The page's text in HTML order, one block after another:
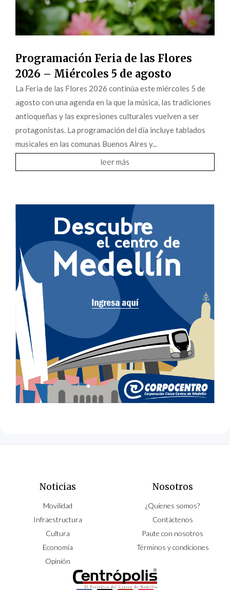
Programación Feria de las Flores
2026 – Miércoles 5 de agosto
La Feria de las Flores 2026 continúa este miércoles 5 de
agosto con una agenda en la que la música, las tradiciones
antioqueñas y las expresiones culturales vuelven a ser
protagonistas. La programación del día incluye tablados
musicales en las comunas Buenos Aires y...
leer más
Noticias
Movilidad
Infraestructura
Cultura
Economía
Opinión
Nosotros
¿Quíenes somos?
Contáctenos
Paute con nosotros
Términos y condiciones